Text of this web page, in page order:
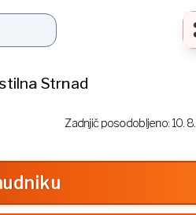
Strnad
Zadnjič posodobljeno: 10.